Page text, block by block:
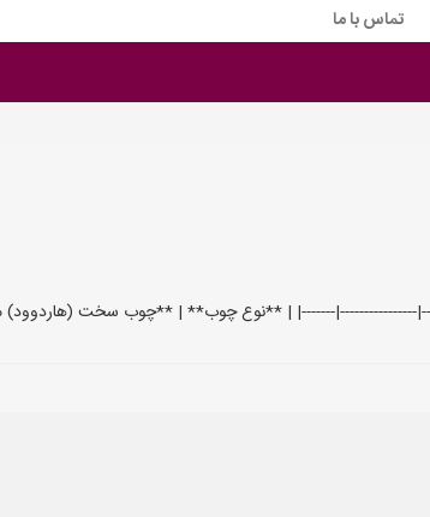
تماس با ما
|----------------|-------| | **نوع چوب** | **چوب سخت (هاردوود)